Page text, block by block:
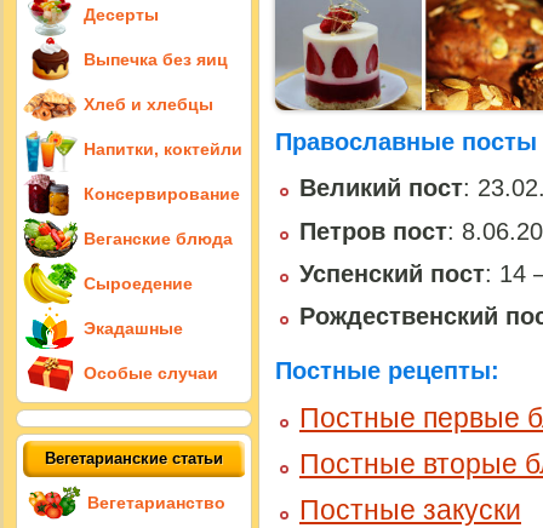
Православные посты
Великий пост:
Петров пост:
Успенский пост: 14
Рождественский
Постные рецепты:
Постные первые
Постные вторые
Постные закуски
Десерты
Выпечка без яиц
Хлеб и хлебцы
Напитки, коктейли
Консервирование
Веганские блюда
Сыроедение
Экадашные
Особые случаи
Вегетарианские статьи
Вегетарианство